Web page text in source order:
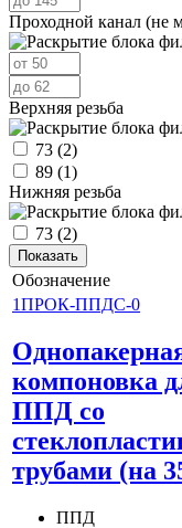
Проходной канал (не
Верхняя резьба
73 (2)
89 (1)
Нижняя резьба
73 (2)
Обозначение
1ПРОК-ППДС-0
компоновка
ППД со
трубами (на
ППД